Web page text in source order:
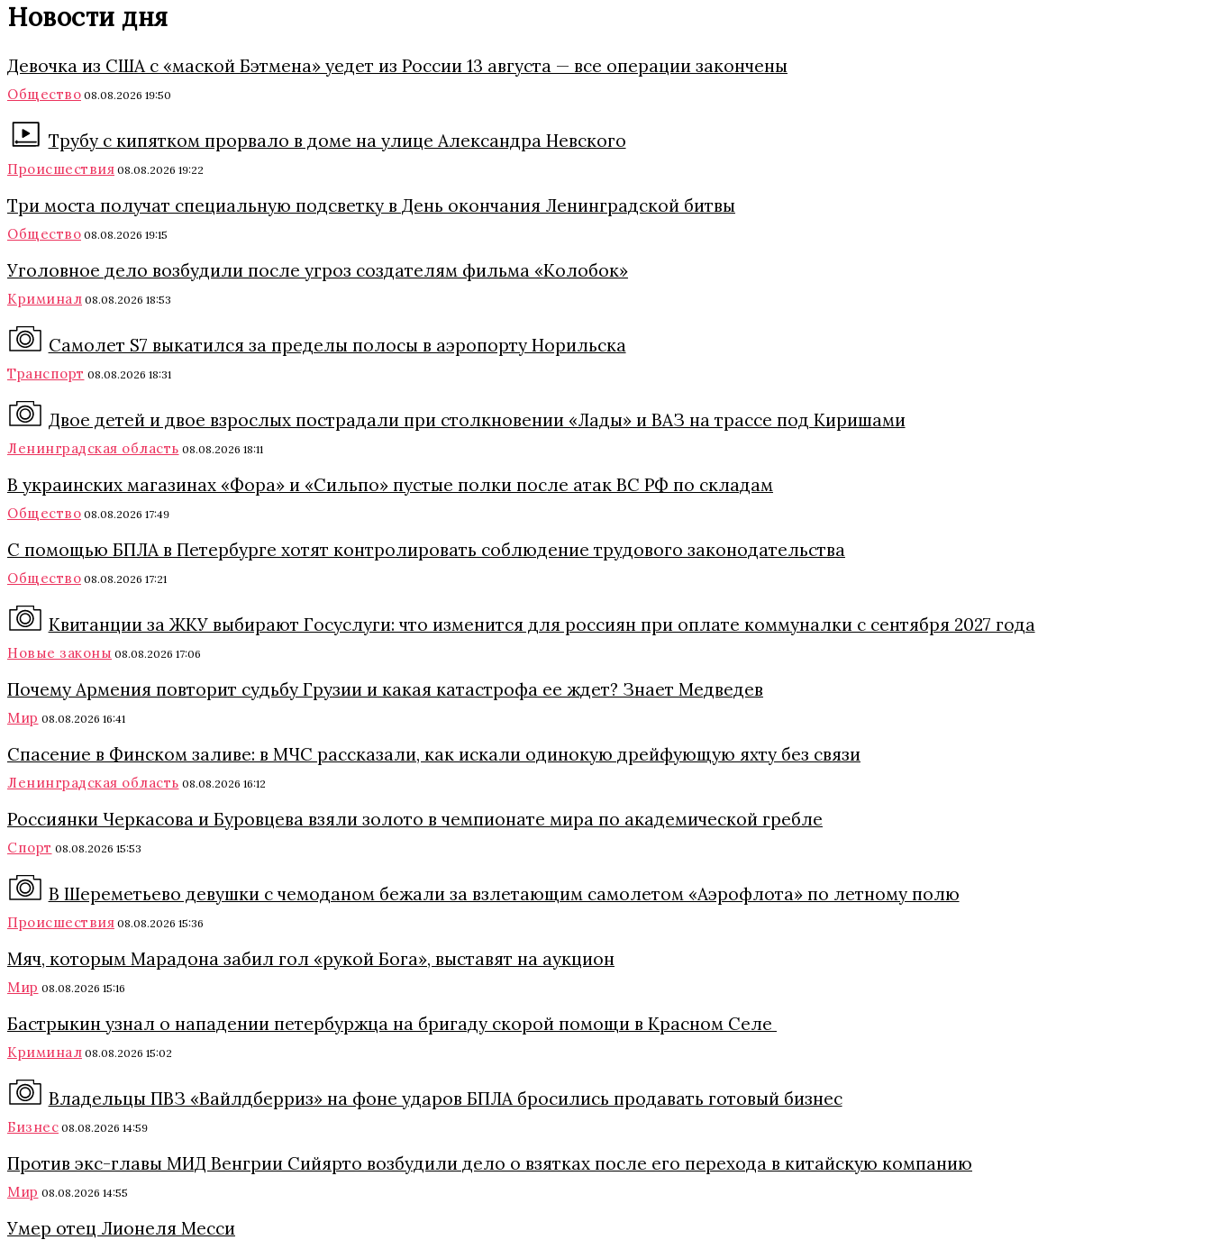
Новости дня
Девочка из США с «маской Бэтмена» уедет из России 13 августа — все операции закончены
Общество 08.08.2026 19:50
Трубу с кипятком прорвало в доме на улице Александра Невского
Происшествия 08.08.2026 19:22
Три моста получат специальную подсветку в День окончания Ленинградской битвы
Общество 08.08.2026 19:15
Уголовное дело возбудили после угроз создателям фильма «Колобок»
Криминал 08.08.2026 18:53
Самолет S7 выкатился за пределы полосы в аэропорту Норильска
Транспорт 08.08.2026 18:31
Двое детей и двое взрослых пострадали при столкновении «Лады» и ВАЗ на трассе под Киришами
Ленинградская область 08.08.2026 18:11
В украинских магазинах «Фора» и «Сильпо» пустые полки после атак ВС РФ по складам
Общество 08.08.2026 17:49
С помощью БПЛА в Петербурге хотят контролировать соблюдение трудового законодательства
Общество 08.08.2026 17:21
Квитанции за ЖКУ выбирают Госуслуги: что изменится для россиян при оплате коммуналки с сентября 2027 года
Новые законы 08.08.2026 17:06
Почему Армения повторит судьбу Грузии и какая катастрофа ее ждет? Знает Медведев
Мир 08.08.2026 16:41
Спасение в Финском заливе: в МЧС рассказали, как искали одинокую дрейфующую яхту без связи
Ленинградская область 08.08.2026 16:12
Россиянки Черкасова и Буровцева взяли золото в чемпионате мира по академической гребле
Спорт 08.08.2026 15:53
В Шереметьево девушки с чемоданом бежали за взлетающим самолетом «Аэрофлота» по летному полю
Происшествия 08.08.2026 15:36
Мяч, которым Марадона забил гол «рукой Бога», выставят на аукцион
Мир 08.08.2026 15:16
Бастрыкин узнал о нападении петербуржца на бригаду скорой помощи в Красном Селе
Криминал 08.08.2026 15:02
Владельцы ПВЗ «Вайлдберриз» на фоне ударов БПЛА бросились продавать готовый бизнес
Бизнес 08.08.2026 14:59
Против экс-главы МИД Венгрии Сийярто возбудили дело о взятках после его перехода в китайскую компанию
Мир 08.08.2026 14:55
Умер отец Лионеля Месси